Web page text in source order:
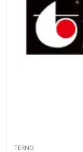
TERNO